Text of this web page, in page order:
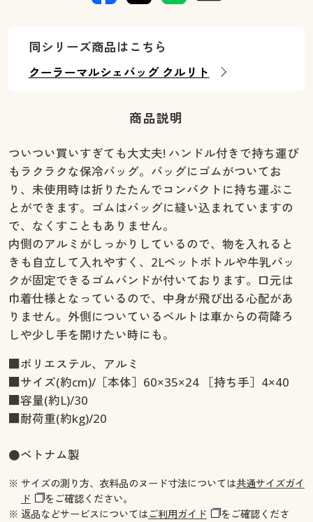
同シリーズ商品はこちら
クーラーマルシェバッグ クルリト
商品説明
ついつい買いすぎても大丈夫! ハンドル付きで持ち運び
もラクラクな保冷バッグ。バッグにゴムがついてお
り、未使用時は折りたたんでコンパクトに持ち運ぶこ
とができます。ゴムはバッグに縫い込まれていますの
で、なくすこともありません。
内側のアルミがしっかりしているので、物を入れると
きも自立して入れやすく、2Lペットボトルや牛乳パッ
クが固定できるゴムバンドが付いております。口元は
巾着仕様となっているので、中身が飛び出る心配があ
りません。外側についているベルトは車からの荷降ろ
しや少し手を開けたい時にも。
■ポリエステル、アルミ
■サイズ(約cm)/［本体］60×35×24 ［持ち手］4×40
■容量(約L)/30
■耐荷重(約kg)/20
●ベトナム製
※ サイズの測り方、衣料品のヌード寸法については共通サイズガイ
ド
をご確認ください。
※ 返品などサービスについてはご利用ガイド
をご確認くださ